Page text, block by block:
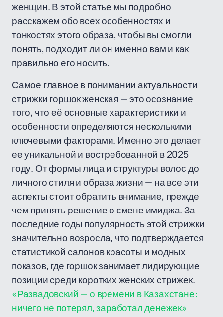
женщин. В этой статье мы подробно
расскажем обо всех особенностях и
тонкостях этого образа, чтобы вы смогли
понять, подходит ли он именно вам и как
правильно его носить.
Самое главное в понимании актуальности
стрижки горшок женская — это осознание
того, что её основные характеристики и
особенности определяются несколькими
ключевыми факторами. Именно это делает
ее уникальной и востребованной в 2025
году. От формы лица и структуры волос до
личного стиля и образа жизни — на все эти
аспекты стоит обратить внимание, прежде
чем принять решение о смене имиджа. За
последние годы популярность этой стрижки
значительно возросла, что подтверждается
статистикой салонов красоты и модных
показов, где горшок занимает лидирующие
позиции среди коротких женских стрижек.
«Развадовский — о времени в Казахстане:
ничего не потерял, заработал денежек»